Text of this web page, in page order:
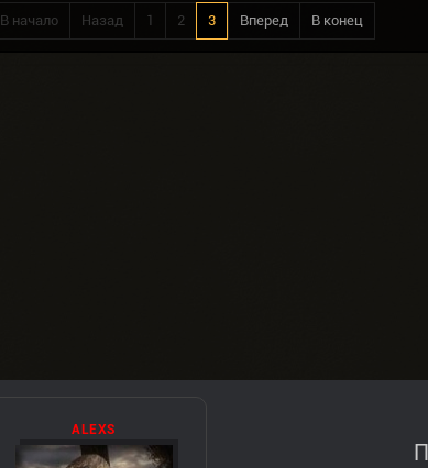
В начало Назад 1 2 3 Вперед В конец
ALEXS